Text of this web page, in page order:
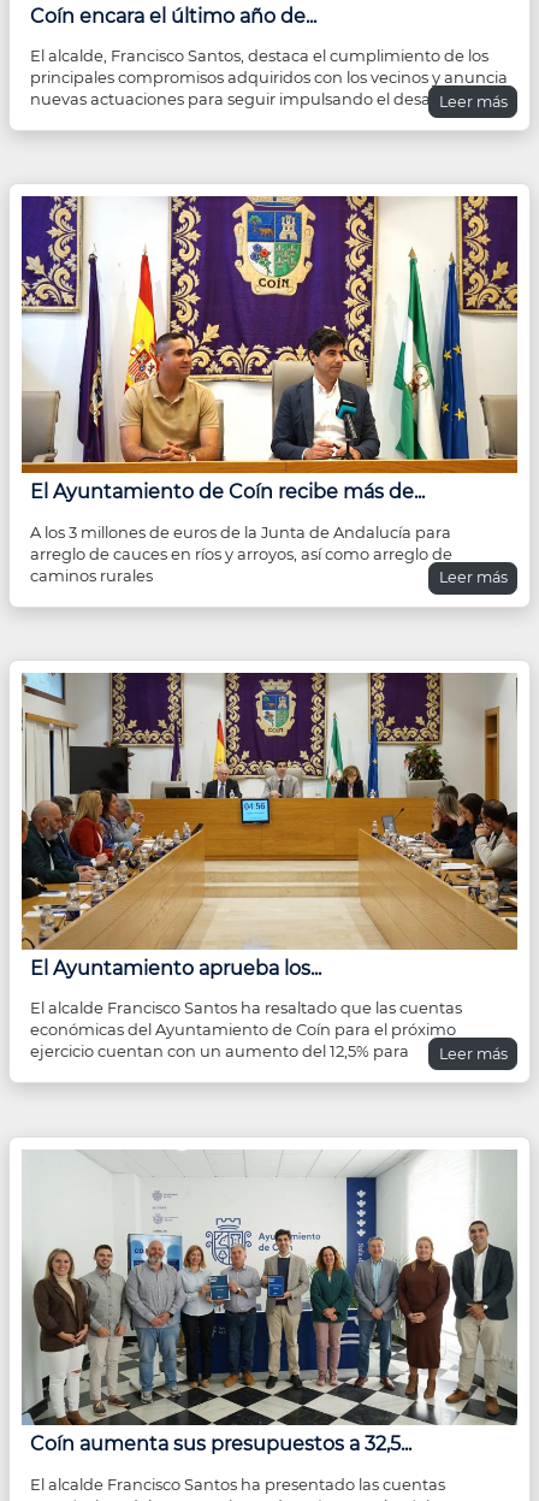
Coín encara el último año de...
El alcalde, Francisco Santos, destaca el cumplimiento de los
principales compromisos adquiridos con los vecinos y anuncia
nuevas actuaciones para seguir impulsando el desarrollo de
Leer más
El Ayuntamiento de Coín recibe más de...
A los 3 millones de euros de la Junta de Andalucía para
arreglo de cauces en ríos y arroyos, así como arreglo de
caminos rurales
Leer más
El Ayuntamiento aprueba los...
El alcalde Francisco Santos ha resaltado que las cuentas
económicas del Ayuntamiento de Coín para el próximo
ejercicio cuentan con un aumento del 12,5% para
Leer más
Coín aumenta sus presupuestos a 32,5...
El alcalde Francisco Santos ha presentado las cuentas